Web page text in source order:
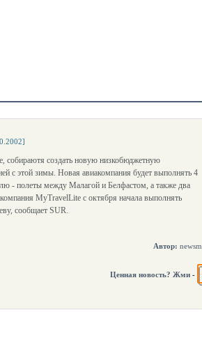
собираютя создать новую низкобюджетную
с этой зимы. Новая авиакомпания будет выполнять 4
- полеты между Малагой и Белфастом, а также два
MyTravelLite с октября начала выполнять
сообщает SUR.
Автор: newsm
Ценная новость? Жми -